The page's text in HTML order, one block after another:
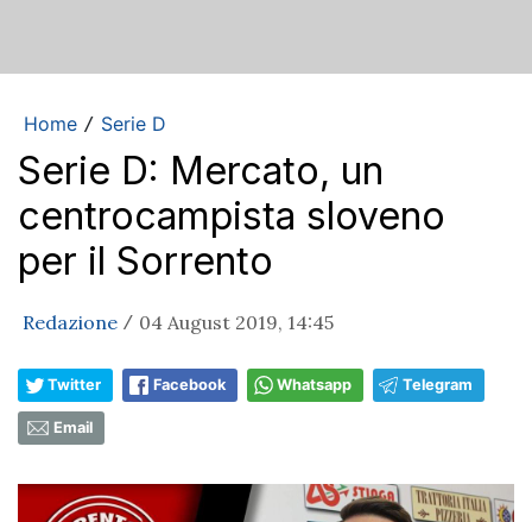
Home / Serie D
Serie D: Mercato, un
centrocampista sloveno
per il Sorrento
Redazione / 04 August 2019, 14:45
Twitter Facebook Whatsapp Telegram
Email